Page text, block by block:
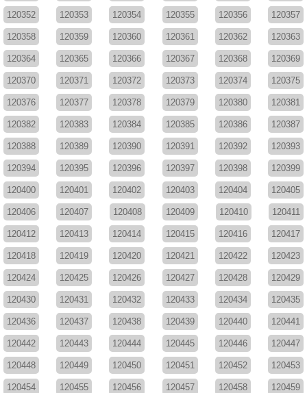
120352 120353 120354 120355 120356 120357
120358 120359 120360 120361 120362 120363
120364 120365 120366 120367 120368 120369
120370 120371 120372 120373 120374 120375
120376 120377 120378 120379 120380 120381
120382 120383 120384 120385 120386 120387
120388 120389 120390 120391 120392 120393
120394 120395 120396 120397 120398 120399
120400 120401 120402 120403 120404 120405
120406 120407 120408 120409 120410 120411
120412 120413 120414 120415 120416 120417
120418 120419 120420 120421 120422 120423
120424 120425 120426 120427 120428 120429
120430 120431 120432 120433 120434 120435
120436 120437 120438 120439 120440 120441
120442 120443 120444 120445 120446 120447
120448 120449 120450 120451 120452 120453
120454 120455 120456 120457 120458 120459